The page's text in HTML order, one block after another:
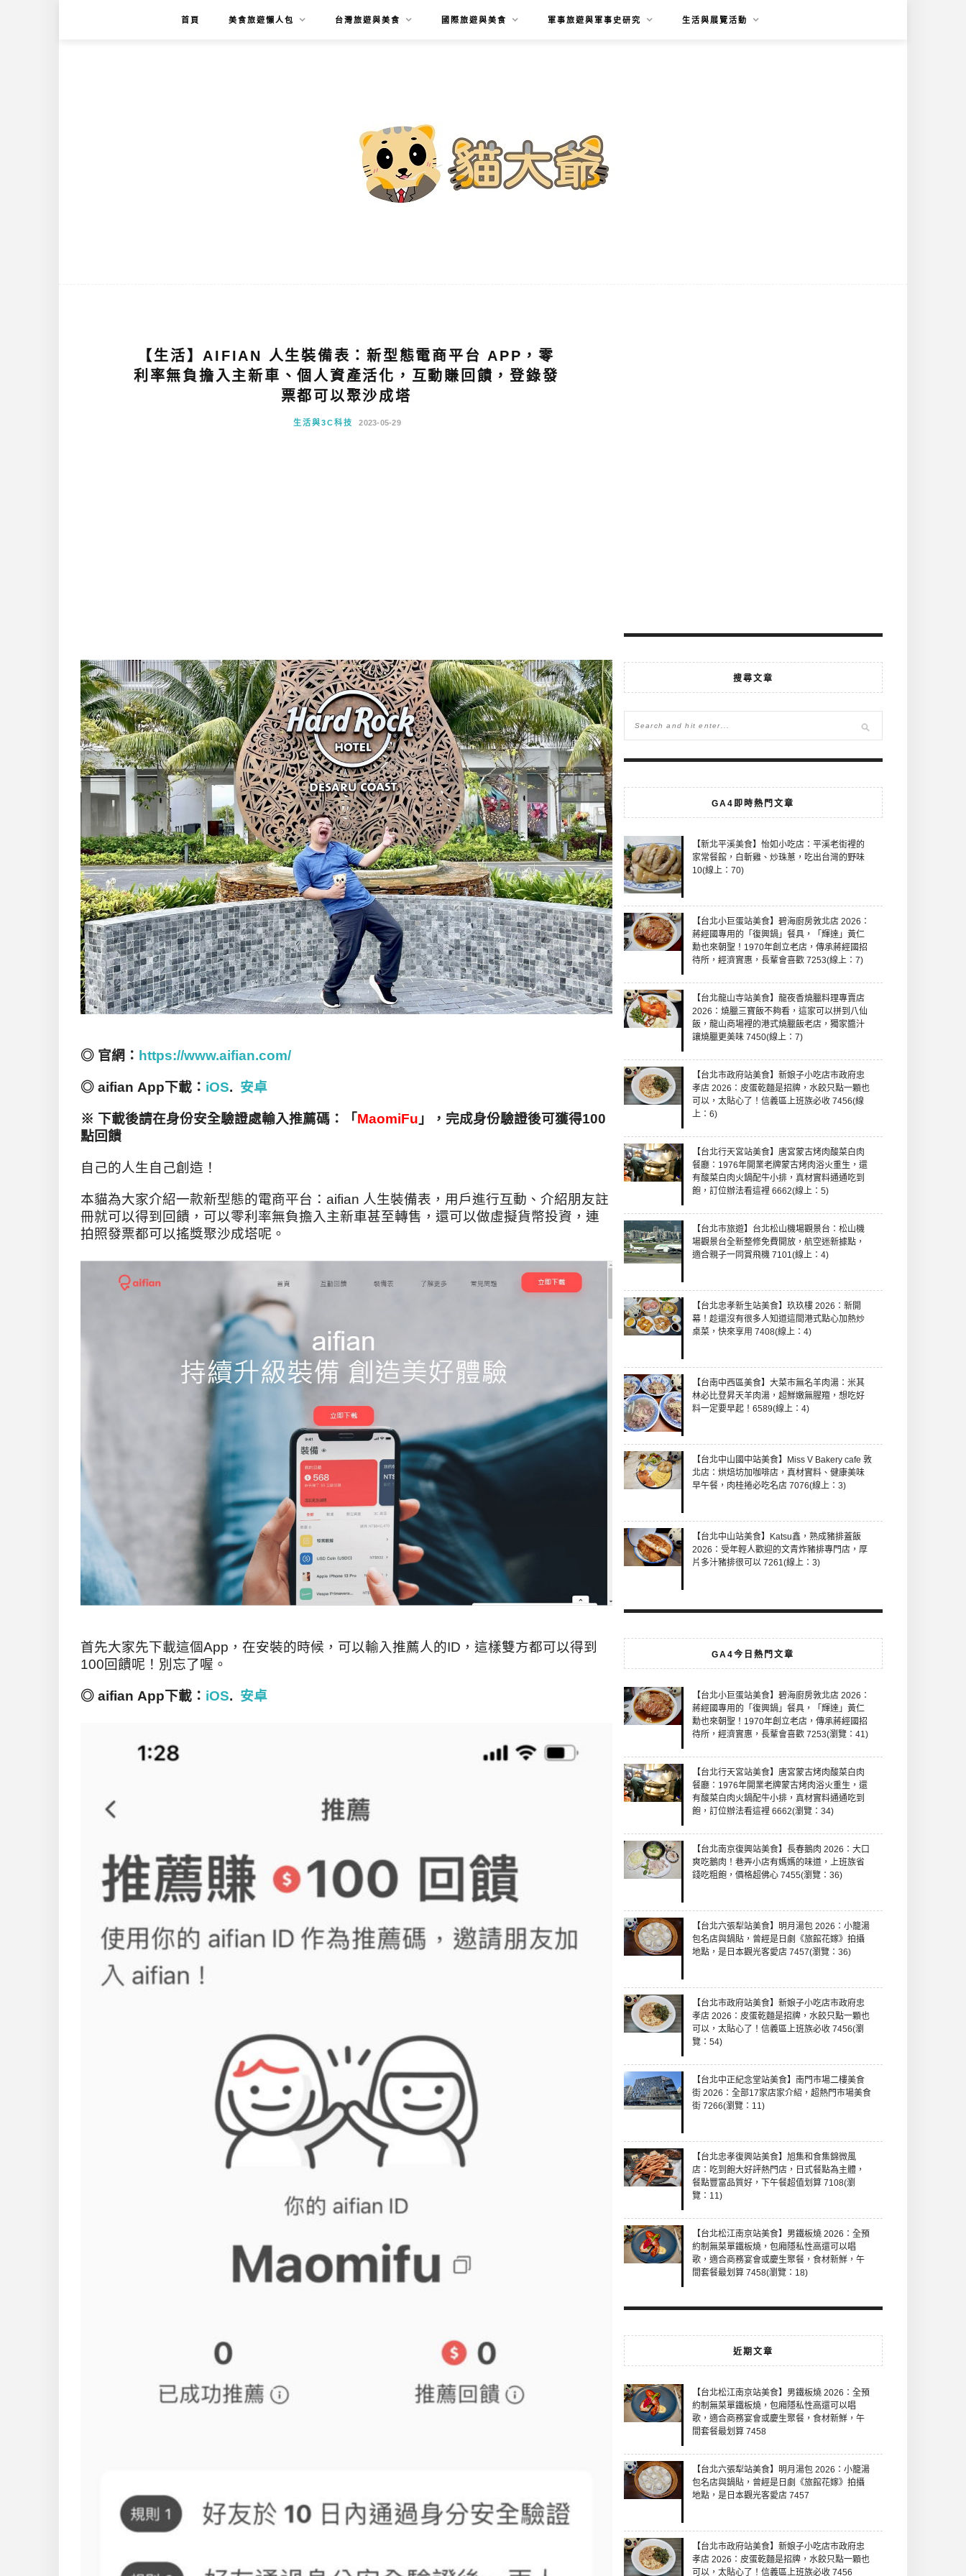
首頁 美食旅遊懶人包 台灣旅遊與美食 國際旅遊與美食 軍事旅遊與軍事史研究 生活與展覽活動
【生活】AIFIAN 人生裝備表：新型態電商平台 APP，零
利率無負擔入主新車、個人資產活化，互動賺回饋，登錄發
票都可以聚沙成塔
生活與3C科技 2023-05-29
◎ 官網： https://www.aifian.com/
◎ aifian App下載： iOS. 安卓
※ 下載後請在身份安全驗證處輸入推薦碼：「 MaomiFu 」，完成身份驗證後可獲得100
點回饋
自己的人生自己創造！
本貓為大家介紹一款新型態的電商平台： aifian 人生裝備表 ，用戶進行互動、介紹朋友註
冊就可以得到回饋，可以零利率無負擔入主新車甚至轉售，還可以做虛擬貨幣投資，連
拍照發票都可以搖獎聚沙成塔呢。
首先大家先下載這個App，在安裝的時候，可以輸入推薦人的ID，這樣雙方都可以得到
100回饋呢！別忘了喔。
◎ aifian App下載： iOS. 安卓
搜尋文章
GA4即時熱門文章
【新北平溪美食】怡如小吃店：平溪老街裡的
家常餐館，白斬雞、炒珠蔥，吃出台灣的野味
10(線上：70)
【台北小巨蛋站美食】碧海廚房敦北店 2026：
蔣經國專用的「復興鍋」餐具，「輝達」黃仁
勳也來朝聖！1970年創立老店，傳承蔣經國招
待所，經濟實惠，長輩會喜歡 7253(線上：7)
【台北龍山寺站美食】龍夜香燒臘料理專賣店
2026：燒臘三寶飯不夠看，這家可以拼到八仙
飯，龍山商場裡的港式燒臘飯老店，獨家醬汁
讓燒臘更美味 7450(線上：7)
【台北市政府站美食】新娘子小吃店市政府忠
孝店 2026：皮蛋乾麵是招牌，水餃只點一顆也
可以，太貼心了！信義區上班族必收 7456(線
上：6)
【台北行天宮站美食】唐宮蒙古烤肉酸菜白肉
餐廳：1976年開業老牌蒙古烤肉浴火重生，還
有酸菜白肉火鍋配牛小排，真材實料通通吃到
飽，訂位辦法看這裡 6662(線上：5)
【台北市旅遊】台北松山機場觀景台：松山機
場觀景台全新整修免費開放，航空迷新據點，
適合親子一同賞飛機 7101(線上：4)
【台北忠孝新生站美食】玖玖樓 2026：新開
幕！趁還沒有很多人知道這間港式點心加熱炒
桌菜，快來享用 7408(線上：4)
【台南中西區美食】大菜市無名羊肉湯：米其
林必比登昇天羊肉湯，超鮮嫩無腥羶，想吃好
料一定要早起！6589(線上：4)
【台北中山國中站美食】Miss V Bakery cafe 敦
北店：烘焙坊加咖啡店，真材實料、健康美味
早午餐，肉桂捲必吃名店 7076(線上：3)
【台北中山站美食】Katsu鑫，熟成豬排蓋飯
2026：受年輕人歡迎的文青炸豬排專門店，厚
片多汁豬排很可以 7261(線上：3)
GA4今日熱門文章
【台北小巨蛋站美食】碧海廚房敦北店 2026：
蔣經國專用的「復興鍋」餐具，「輝達」黃仁
勳也來朝聖！1970年創立老店，傳承蔣經國招
待所，經濟實惠，長輩會喜歡 7253(瀏覽：41)
【台北行天宮站美食】唐宮蒙古烤肉酸菜白肉
餐廳：1976年開業老牌蒙古烤肉浴火重生，還
有酸菜白肉火鍋配牛小排，真材實料通通吃到
飽，訂位辦法看這裡 6662(瀏覽：34)
【台北南京復興站美食】長春鵝肉 2026：大口
爽吃鵝肉！巷弄小店有媽媽的味道，上班族省
錢吃粗飽，價格超佛心 7455(瀏覽：36)
【台北六張犁站美食】明月湯包 2026：小籠湯
包名店與鍋貼，曾經是日劇《旅館花嫁》拍攝
地點，是日本觀光客愛店 7457(瀏覽：36)
【台北市政府站美食】新娘子小吃店市政府忠
孝店 2026：皮蛋乾麵是招牌，水餃只點一顆也
可以，太貼心了！信義區上班族必收 7456(瀏
覽：54)
【台北中正紀念堂站美食】南門市場二樓美食
街 2026：全部17家店家介紹，超熱門市場美食
街 7266(瀏覽：11)
【台北忠孝復興站美食】旭集和食集錦微風
店：吃到飽大好評熱門店，日式餐點為主體，
餐點豐富品質好，下午餐超值划算 7108(瀏
覽：11)
【台北松江南京站美食】男鐵板燒 2026：全預
約制無菜單鐵板燒，包廂隱私性高還可以唱
歌，適合商務宴會或慶生聚餐，食材新鮮，午
間套餐最划算 7458(瀏覽：18)
近期文章
【台北松江南京站美食】男鐵板燒 2026：全預
約制無菜單鐵板燒，包廂隱私性高還可以唱
歌，適合商務宴會或慶生聚餐，食材新鮮，午
間套餐最划算 7458
【台北六張犁站美食】明月湯包 2026：小籠湯
包名店與鍋貼，曾經是日劇《旅館花嫁》拍攝
地點，是日本觀光客愛店 7457
【台北市政府站美食】新娘子小吃店市政府忠
孝店 2026：皮蛋乾麵是招牌，水餃只點一顆也
可以，太貼心了！信義區上班族必收 7456